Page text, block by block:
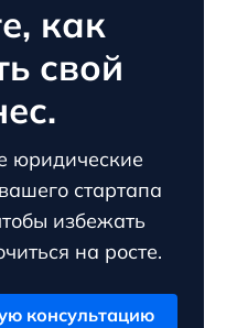
как
свой
юридические
стартапа
избежать
на росте.
консультацию